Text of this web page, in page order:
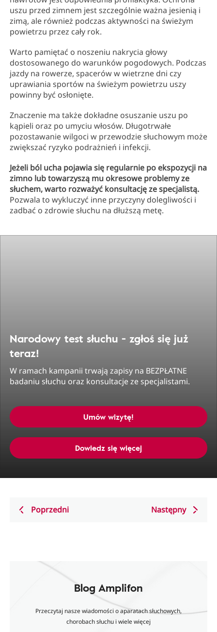
uszu przed zimnem jest szczególnie ważna jesienią i
zimą, ale również podczas aktywności na świeżym
powietrzu przez cały rok.
Warto pamiętać o noszeniu nakrycia głowy
dostosowanego do warunków pogodowych. Podczas
jazdy na rowerze, spacerów w wietrzne dni czy
uprawiania sportów na świeżym powietrzu uszy
powinny być osłonięte.
Znaczenie ma także dokładne osuszanie uszu po
kąpieli oraz po umyciu włosów. Długotrwałe
pozostawanie wilgoci w przewodzie słuchowym może
zwiększać ryzyko podrażnień i infekcji.
Jeżeli ból ucha pojawia się regularnie po ekspozycji na
zimno lub towarzyszą mu okresowe problemy ze
słuchem, warto rozważyć konsultację ze specjalistą.
Pozwala to wykluczyć inne przyczyny dolegliwości i
zadbać o zdrowie słuchu na dłuższą metę.
Narodowy test słuchu - zgłoś się już
teraz!
W ramach kampanii trwają zapisy na BEZPŁATNE
badaniu słuchu oraz konsultacje ze specjalistami.
Umów wizytę!
Dowiedz się więcej
Poprzedni Następny
Blog Amplifon
Przeczytaj nasze wiadomości o aparatach słuchowych,
chorobach słuchu i wiele więcej